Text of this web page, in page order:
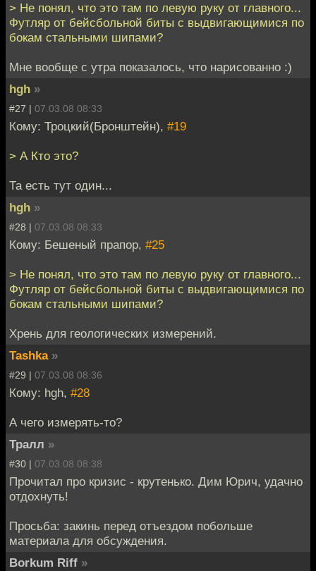
> Не понял, что это там по левую руку от главного...
Футляр от бейсбольной биты с выдвигающимися по
бокам стальными шипами?
Мне вообще с утра показалось, что нарисованно :)
hgh »
#27 | 07.03.08 08:33
Кому: Троцкий(Бронштейн), #19
> А Кто это?
Та есть тут один...
hgh »
#28 | 07.03.08 08:33
Кому: Бешеный прапор, #25
> Не понял, что это там по левую руку от главного...
Футляр от бейсбольной биты с выдвигающимися по
бокам стальными шипами?
Хрень для геологических измерений.
Tashka »
#29 | 07.03.08 08:36
Кому: hgh, #28
А чего измерять-то?
Тралл »
#30 | 07.03.08 08:38
Прочитал про кризис - крутенько. Дим Юрич, удачно
отдохнуть!
Просьба: закинь перед отъездом побольше
материала для обсуждения.
Borkum Riff »